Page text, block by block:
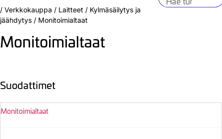
/ Verkkokauppa / Laitteet / Kylmäsäilytys ja
jäähdytys / Monitoimialtaat
Monitoimialtaat
Suodattimet
Monitoimialtaat